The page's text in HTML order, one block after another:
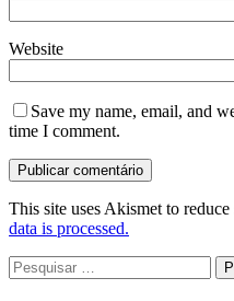
Website
Save my name, email, and
time I comment.
This site uses Akismet to reduce
data is processed.
Pesquisar
por: